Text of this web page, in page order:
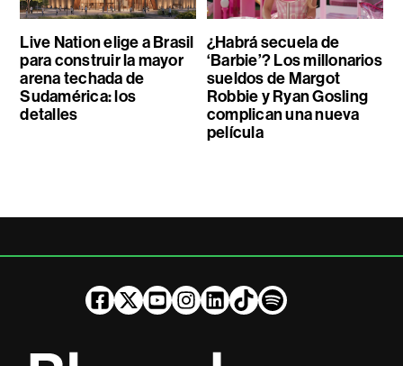
Live Nation elige a Brasil
para construir la mayor
arena techada de
Sudamérica: los
detalles
¿Habrá secuela de
‘Barbie’? Los millonarios
sueldos de Margot
Robbie y Ryan Gosling
complican una nueva
película